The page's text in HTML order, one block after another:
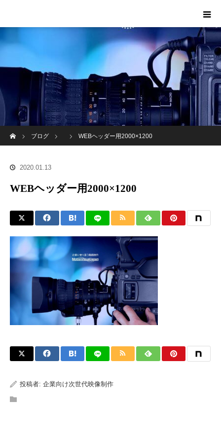
ブログ
WEBヘッダー用2000×1200
2020.01.13
WEBヘッダー用2000×1200
投稿者: 企業向け次世代映像制作